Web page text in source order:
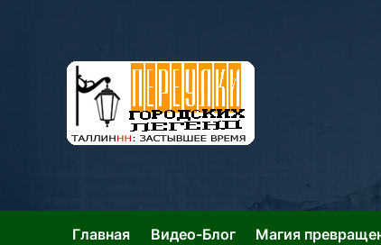
Главная Видео-Блог Магия